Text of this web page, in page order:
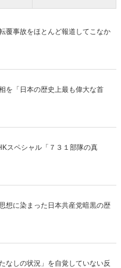
覆事故をほとんど報道してこなか
を「日本の歴史上最も偉大な首
スペシャル「７３１部隊の真
想に染まった日本共産党暗黒の歴
なしの状況」を自覚していない反